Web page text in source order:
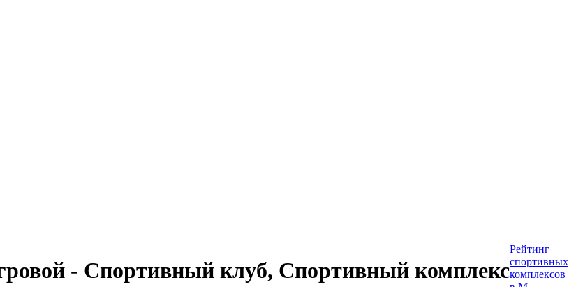
- Спортивный клуб, Спортивный комплекс
Рейтинг
спортивных
комплексов